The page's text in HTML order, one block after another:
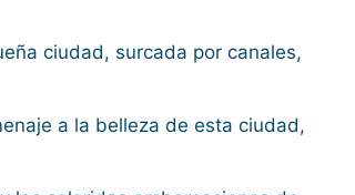
ciudad, surcada por canales,
a la belleza de esta ciudad,